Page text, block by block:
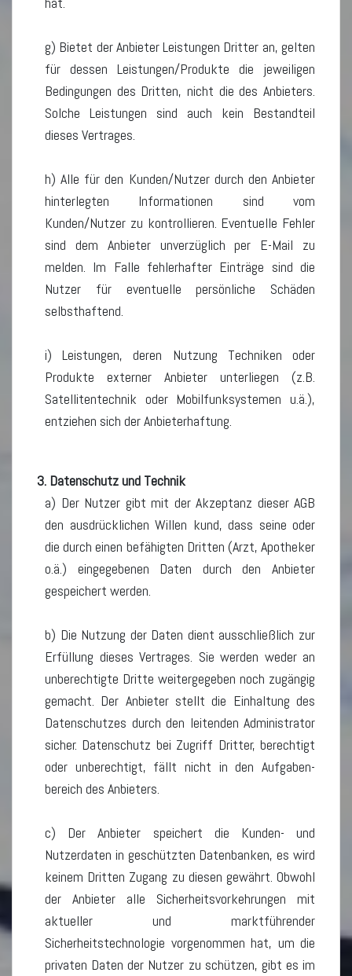
g) Bietet der Anbieter Leistungen Dritter an, gelten
für dessen Leistungen/Produkte die jeweiligen
Bedingungen des Dritten, nicht die des Anbieters.
Solche Leistungen sind auch kein Bestandteil
dieses Vertrages.
h) Alle für den Kunden/Nutzer durch den Anbieter
hinterlegten Informationen sind vom
Kunden/Nutzer zu kontrollieren. Eventuelle Fehler
sind dem Anbieter unverzüglich per E-Mail zu
melden. Im Falle fehlerhafter Einträge sind die
Nutzer für eventuelle persönliche Schäden
selbsthaftend.
i) Leistungen, deren Nutzung Techniken oder
Produkte externer Anbieter unterliegen (z.B.
Satellitentechnik oder Mobilfunksystemen u.ä.),
entziehen sich der Anbieterhaftung.
3. Datenschutz und Technik
a) Der Nutzer gibt mit der Akzeptanz dieser AGB
den ausdrücklichen Willen kund, dass seine oder
die durch einen befähigten Dritten (Arzt, Apotheker
o.ä.) eingegebenen Daten durch den Anbieter
gespeichert werden.
b) Die Nutzung der Daten dient ausschließlich zur
Erfüllung dieses Vertrages. Sie werden weder an
unberechtigte Dritte weitergegeben noch zugängig
gemacht. Der Anbieter stellt die Einhaltung des
Datenschutzes durch den leitenden Administrator
sicher. Datenschutz bei Zugriff Dritter, berechtigt
oder unberechtigt, fällt nicht in den Aufgaben-
bereich des Anbieters.
c) Der Anbieter speichert die Kunden- und
Nutzerdaten in geschützten Datenbanken, es wird
keinem Dritten Zugang zu diesen gewährt. Obwohl
der Anbieter alle Sicherheitsvorkehrungen mit
aktueller und marktführender
Sicherheitstechnologie vorgenommen hat, um die
privaten Daten der Nutzer zu schützen, gibt es im